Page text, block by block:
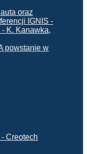
powstanie w